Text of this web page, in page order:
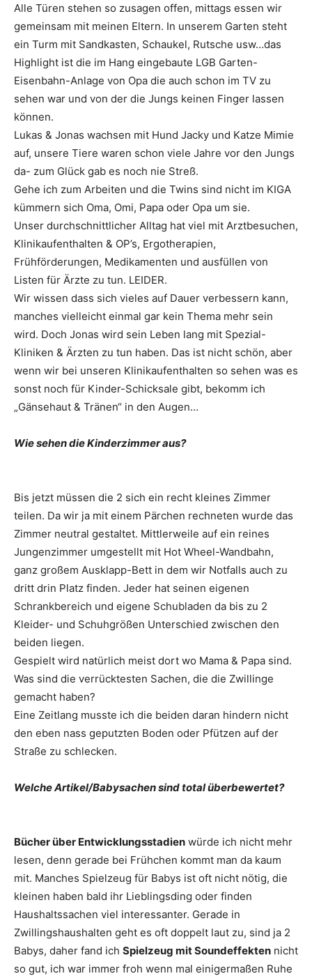
Alle Türen stehen so zusagen offen, mittags essen wir
gemeinsam mit meinen Eltern. In unserem Garten steht
ein Turm mit Sandkasten, Schaukel, Rutsche usw…das
Highlight ist die im Hang eingebaute LGB Garten-
Eisenbahn-Anlage von Opa die auch schon im TV zu
sehen war und von der die Jungs keinen Finger lassen
können.
Lukas & Jonas wachsen mit Hund Jacky und Katze Mimie
auf, unsere Tiere waren schon viele Jahre vor den Jungs
da- zum Glück gab es noch nie Streß.
Gehe ich zum Arbeiten und die Twins sind nicht im KIGA
kümmern sich Oma, Omi, Papa oder Opa um sie.
Unser durchschnittlicher Alltag hat viel mit Arztbesuchen,
Klinikaufenthalten & OP’s, Ergotherapien,
Frühförderungen, Medikamenten und ausfüllen von
Listen für Ärzte zu tun. LEIDER.
Wir wissen dass sich vieles auf Dauer verbessern kann,
manches vielleicht einmal gar kein Thema mehr sein
wird. Doch Jonas wird sein Leben lang mit Spezial-
Kliniken & Ärzten zu tun haben. Das ist nicht schön, aber
wenn wir bei unseren Klinikaufenthalten so sehen was es
sonst noch für Kinder-Schicksale gibt, bekomm ich
„Gänsehaut & Tränen“ in den Augen…
Wie sehen die Kinderzimmer aus?
Bis jetzt müssen die 2 sich ein recht kleines Zimmer
teilen. Da wir ja mit einem Pärchen rechneten wurde das
Zimmer neutral gestaltet. Mittlerweile auf ein reines
Jungenzimmer umgestellt mit Hot Wheel-Wandbahn,
ganz großem Ausklapp-Bett in dem wir Notfalls auch zu
dritt drin Platz finden. Jeder hat seinen eigenen
Schrankbereich und eigene Schubladen da bis zu 2
Kleider- und Schuhgrößen Unterschied zwischen den
beiden liegen.
Gespielt wird natürlich meist dort wo Mama & Papa sind.
Was sind die verrücktesten Sachen, die die Zwillinge
gemacht haben?
Eine Zeitlang musste ich die beiden daran hindern nicht
den eben nass geputzten Boden oder Pfützen auf der
Straße zu schlecken.
Welche Artikel/Babysachen sind total überbewertet?
Bücher über Entwicklungsstadien würde ich nicht mehr
lesen, denn gerade bei Frühchen kommt man da kaum
mit. Manches Spielzeug für Babys ist oft nicht nötig, die
kleinen haben bald ihr Lieblingsding oder finden
Haushaltssachen viel interessanter. Gerade in
Zwillingshaushalten geht es oft doppelt laut zu, sind ja 2
Babys, daher fand ich Spielzeug mit Soundeffekten nicht
so gut, ich war immer froh wenn mal einigermaßen Ruhe